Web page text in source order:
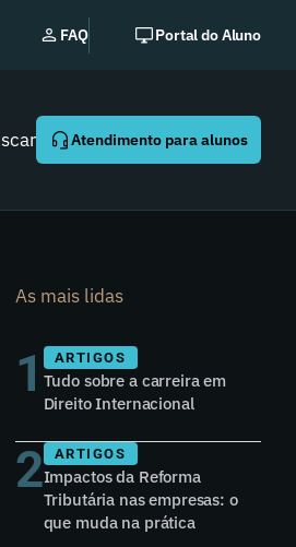
FAQ Portal do Aluno
Atendimento para alunos
As mais lidas
1 ARTIGOS
Tudo sobre a carreira em
Direito Internacional
2 ARTIGOS
Impactos da Reforma
Tributária nas empresas: o
que muda na prática